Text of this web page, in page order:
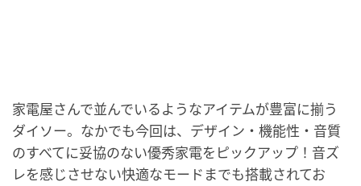
家電屋さんで並んでいるようなアイテムが豊富に揃う
ダイソー。なかでも今回は、デザイン・機能性・音質
のすべてに妥協のない優秀家電をピックアップ！音ズ
レを感じさせない快適なモードまでも搭載されてお